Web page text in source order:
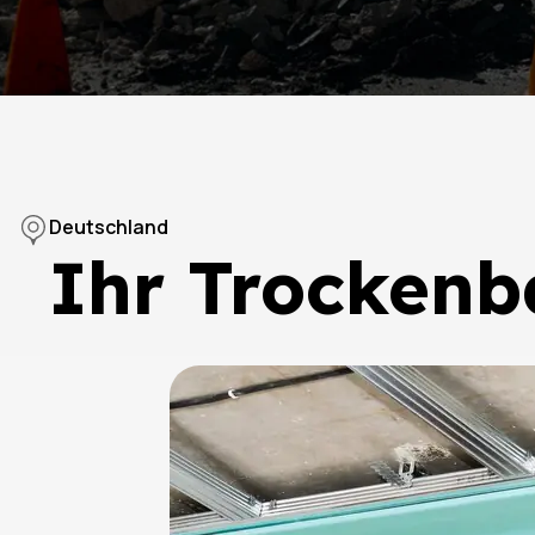
Deutschland
Ihr